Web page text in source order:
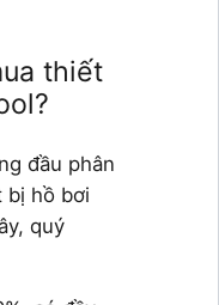
thiết
đầu phân
bị hồ bơi
quý